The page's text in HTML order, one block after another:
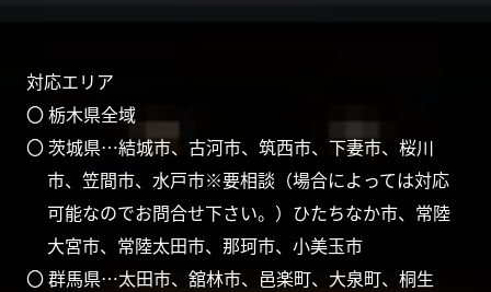
対応エリア
〇 栃木県全域
〇 茨城県…結城市、古河市、筑西市、下妻市、桜川
市、笠間市、水戸市※要相談（場合によっては対応
可能なのでお問合せ下さい。）ひたちなか市、常陸
大宮市、常陸太田市、那珂市、小美玉市
〇 群馬県…太田市、舘林市、邑楽町、大泉町、桐生